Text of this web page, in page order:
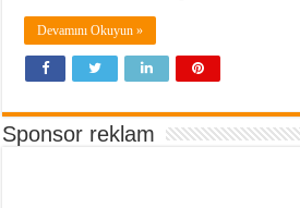
Devamını Okuyun »
Sponsor reklam